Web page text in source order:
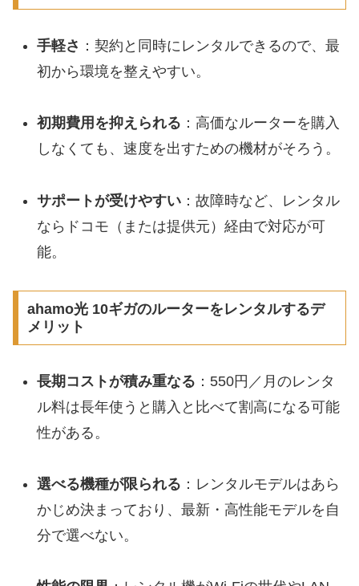
手軽さ ：契約と同時にレンタルできるので、最
初から環境を整えやすい。
初期費用を抑えられる ：高価なルーターを購入
しなくても、速度を出すための機材がそろう。
サポートが受けやすい：故障時など、レンタル
ならドコモ（または提供元）経由で対応が可
能。
ahamo光 10ギガのルーターをレンタルするデ
メリット
長期コストが積み重なる ：550円／月のレンタ
ル料は長年使うと購入と比べて割高になる可能
性がある。
選べる機種が限られる ：レンタルモデルはあら
かじめ決まっており、最新・高性能モデルを自
分で選べない。